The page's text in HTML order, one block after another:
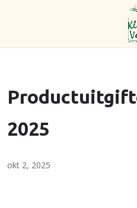
2025
okt 2, 2025